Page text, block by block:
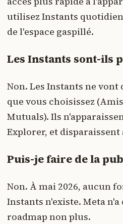
utilisez Instants
de l'espace gaspillé.
Les Instants sont-ils
Non. Les Instants ne
que vous choisissez
Mutuals). Ils
Explorer, et disparaissent
Puis-je faire de la
Non. À mai 2026, aucun
Instants n'existe. Meta
roadmap non plus.